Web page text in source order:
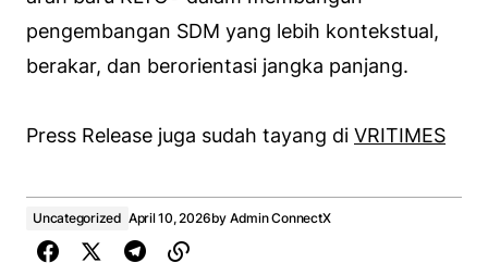
pengembangan SDM yang lebih kontekstual,
berakar, dan berorientasi jangka panjang.
Press Release juga sudah tayang di VRITIMES
Uncategorized April 10, 2026by Admin ConnectX